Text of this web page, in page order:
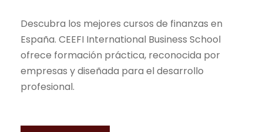
Descubra los mejores cursos de finanzas en
España. CEEFI International Business School
ofrece formación práctica, reconocida por
empresas y diseñada para el desarrollo
profesional.